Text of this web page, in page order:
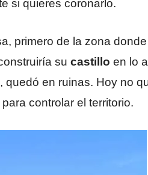
si quieres coronarlo.
primero de la zona
su castillo en lo
quedó en ruinas. Hoy no
controlar el territorio.